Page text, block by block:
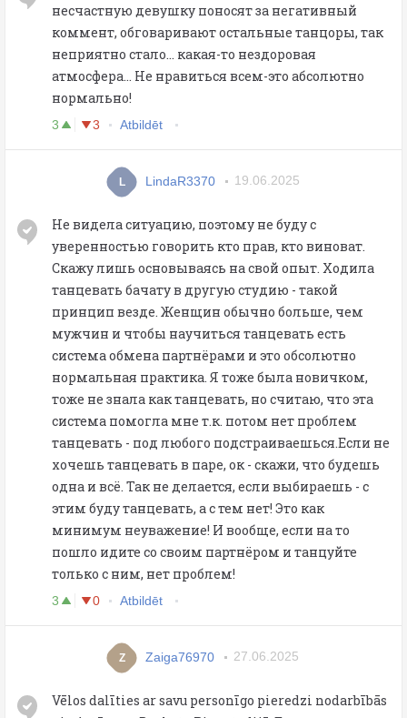
несчастную девушку поносят за негативный
коммент, обговаривают остальные танцоры, так
неприятно стало... какая-то нездоровая
атмосфера... Не нравиться всем-это абсолютно
нормально!
3 3 Atbildēt
L LindaR3370 19.06.2025
Не видела ситуацию, поэтому не буду с
уверенностью говорить кто прав, кто виноват.
Скажу лишь основываясь на свой опыт. Ходила
танцевать бачату в другую студию - такой
принцип везде. Женщин обычно больше, чем
мужчин и чтобы научиться танцевать есть
система обмена партнёрами и это обсолютно
нормальная практика. Я тоже была новичком,
тоже не знала как танцевать, но считаю, что эта
система помогла мне т.к. потом нет проблем
танцевать - под любого подстраиваешься.Если не
хочешь танцевать в паре, ок - скажи, что будешь
одна и всё. Так не делается, если выбираешь - с
этим буду танцевать, а с тем нет! Это как
минимум неуважение! И вообще, если на то
пошло идите со своим партнёром и танцуйте
только с ним, нет проблем!
3 0 Atbildēt
Z Zaiga76970 27.06.2025
Vēlos dalīties ar savu personīgo pieredzi nodarbībās